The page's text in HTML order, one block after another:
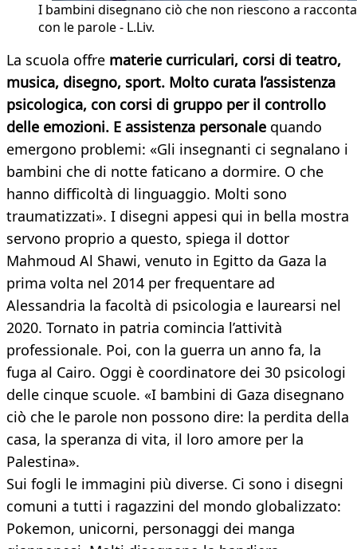
I bambini disegnano ciò che non riescono a
con le parole - L.Liv.
La scuola offre materie curriculari, corsi di teatro,
musica, disegno, sport. Molto curata l’assistenza
psicologica, con corsi di gruppo per il controllo
delle emozioni. E assistenza personale quando
emergono problemi: «Gli insegnanti ci segnalano i
bambini che di notte faticano a dormire. O che
hanno difficoltà di linguaggio. Molti sono
traumatizzati». I disegni appesi qui in bella mostra
servono proprio a questo, spiega il dottor
Mahmoud Al Shawi, venuto in Egitto da Gaza la
prima volta nel 2014 per frequentare ad
Alessandria la facoltà di psicologia e laurearsi nel
2020. Tornato in patria comincia l’attività
professionale. Poi, con la guerra un anno fa, la
fuga al Cairo. Oggi è coordinatore dei 30 psicologi
delle cinque scuole. «I bambini di Gaza disegnano
ciò che le parole non possono dire: la perdita della
casa, la speranza di vita, il loro amore per la
Palestina».
Sui fogli le immagini più diverse. Ci sono i disegni
comuni a tutti i ragazzini del mondo globalizzato:
Pokemon, unicorni, personaggi dei manga